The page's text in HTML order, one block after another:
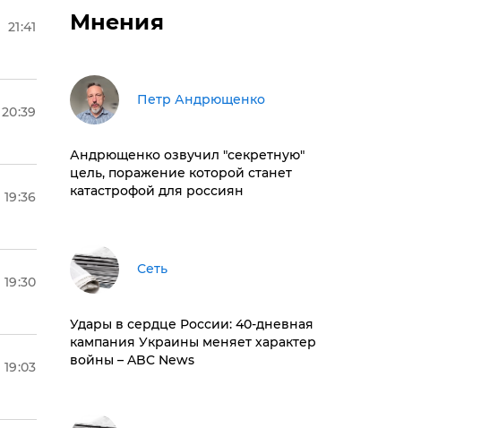
21:41
20:39
19:36
19:30
19:03
Мнения
Петр Андрющенко
Андрющенко озвучил "секретную"
цель, поражение которой станет
катастрофой для россиян
Сеть
Удары в сердце России: 40-дневная
кампания Украины меняет характер
войны – ABC News